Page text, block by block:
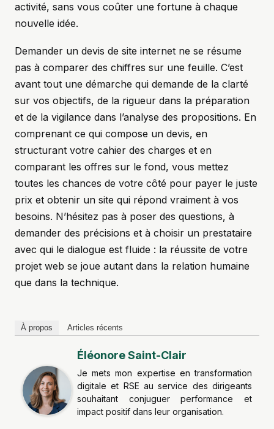
activité, sans vous coûter une fortune à chaque
nouvelle idée.
Demander un devis de site internet ne se résume
pas à comparer des chiffres sur une feuille. C’est
avant tout une démarche qui demande de la clarté
sur vos objectifs, de la rigueur dans la préparation
et de la vigilance dans l’analyse des propositions. En
comprenant ce qui compose un devis, en
structurant votre cahier des charges et en
comparant les offres sur le fond, vous mettez
toutes les chances de votre côté pour payer le juste
prix et obtenir un site qui répond vraiment à vos
besoins. N’hésitez pas à poser des questions, à
demander des précisions et à choisir un prestataire
avec qui le dialogue est fluide : la réussite de votre
projet web se joue autant dans la relation humaine
que dans la technique.
À propos Articles récents
Éléonore Saint-Clair
Je mets mon expertise en transformation
digitale et RSE au service des dirigeants
souhaitant conjuguer performance et
impact positif dans leur organisation.